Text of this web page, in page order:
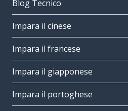
Blog Tecnico
Impara il cinese
Impara il francese
Impara il giapponese
Impara il portoghese